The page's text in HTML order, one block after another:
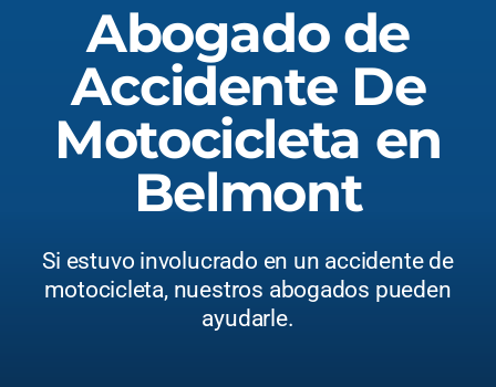
Abogado de
Accidente De
Motocicleta en
Belmont
Si estuvo involucrado en un accidente de
motocicleta, nuestros abogados pueden
ayudarle.